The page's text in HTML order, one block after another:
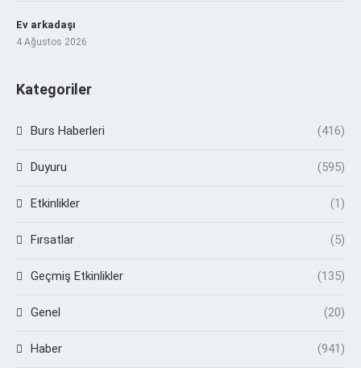
Ev arkadaşı
4 Ağustos 2026
Kategoriler
Burs Haberleri (416)
Duyuru (595)
Etkinlikler (1)
Fırsatlar (5)
Geçmiş Etkinlikler (135)
Genel (20)
Haber (941)